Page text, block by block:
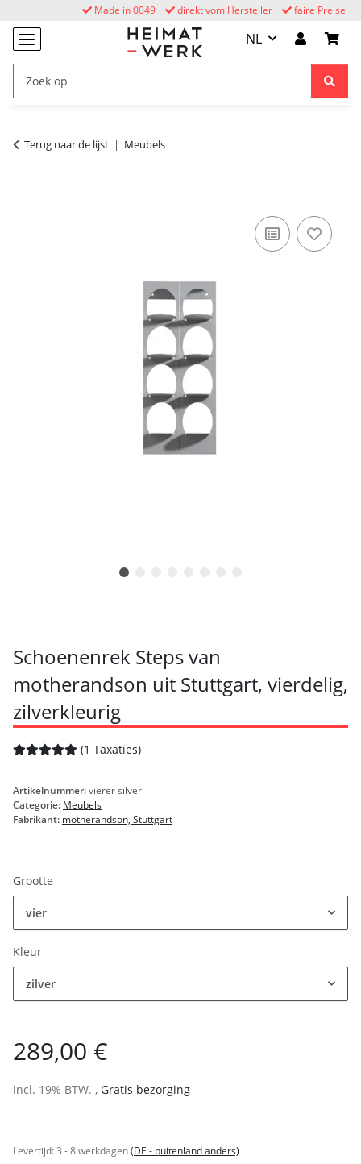
faire Preise
direkt vom Hersteller
Made in 0049
NL
Terug naar de lijst Meubels
Schoenenrek Steps van
motherandson uit Stuttgart, vierdelig,
zilverkleurig
(1 Taxaties)
Artikelnummer:vierer silver
Categorie: Meubels
Fabrikant: motherandson, Stuttgart
Grootte
vier
Kleur
zilver
289,00 €
incl. 19% BTW. , Gratis bezorging
Levertijd:3 - 8 werkdagen(DE - buitenland anders)